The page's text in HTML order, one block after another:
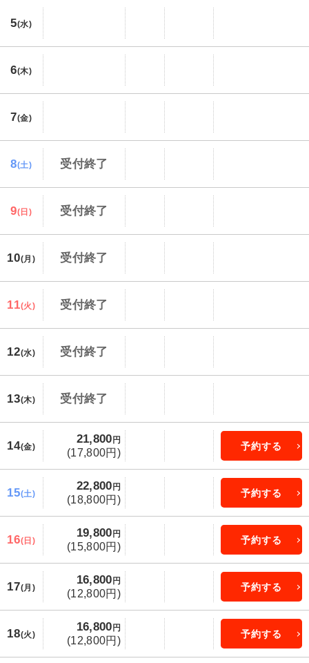
5(水)
6(木)
7(金)
8(土) 受付終了
9(日) 受付終了
10(月) 受付終了
11(火) 受付終了
12(水) 受付終了
13(木) 受付終了
14(金)
21,800 円
(17,800円)
予約する
15(土)
22,800 円
(18,800円)
予約する
16(日)
19,800 円
(15,800円)
予約する
17(月)
16,800 円
(12,800円)
予約する
18(火)
16,800 円
(12,800円)
予約する